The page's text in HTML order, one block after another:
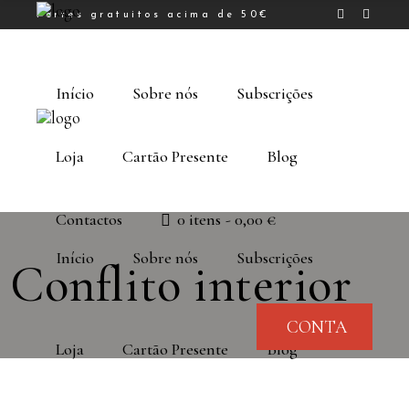
Portes gratuitos acima de 50€
Início Sobre nós Subscrições
Loja Cartão Presente Blog
CONTA
Início Sobre nós Subscrições
Loja Cartão Presente Blog
Contactos 0 itens 0,00 €
Conflito interior